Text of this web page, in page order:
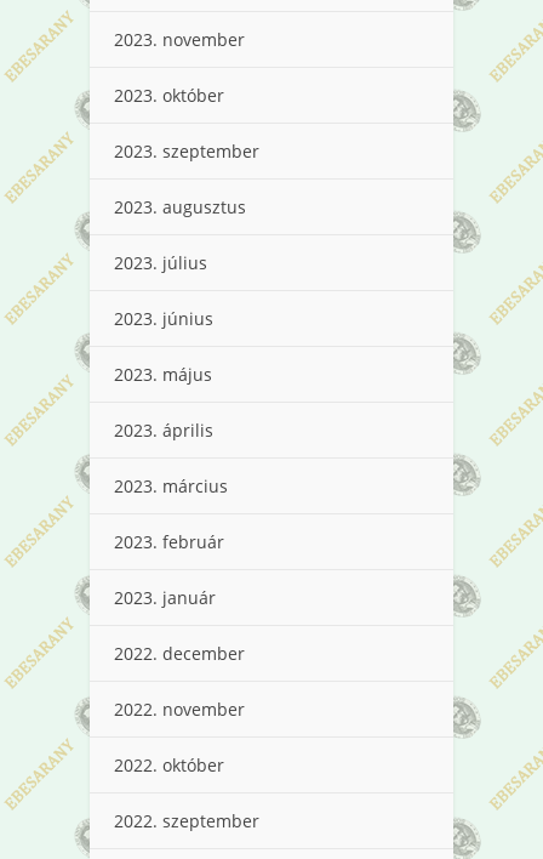
2023. november
2023. október
2023. szeptember
2023. augusztus
2023. július
2023. június
2023. május
2023. április
2023. március
2023. február
2023. január
2022. december
2022. november
2022. október
2022. szeptember